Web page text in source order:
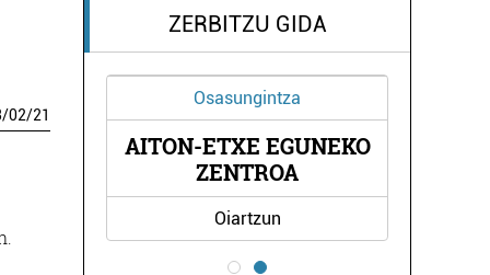
/02/21
ZERBITZU GIDA
Osasungintza
AITON-ETXE EGUNEKO
ZENTROA
Oiartzun